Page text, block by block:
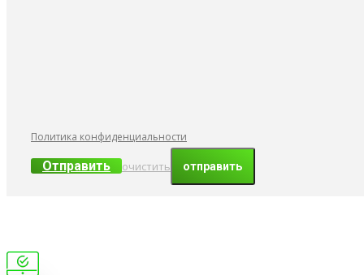
Политика конфиденциальности
Отправить очистить